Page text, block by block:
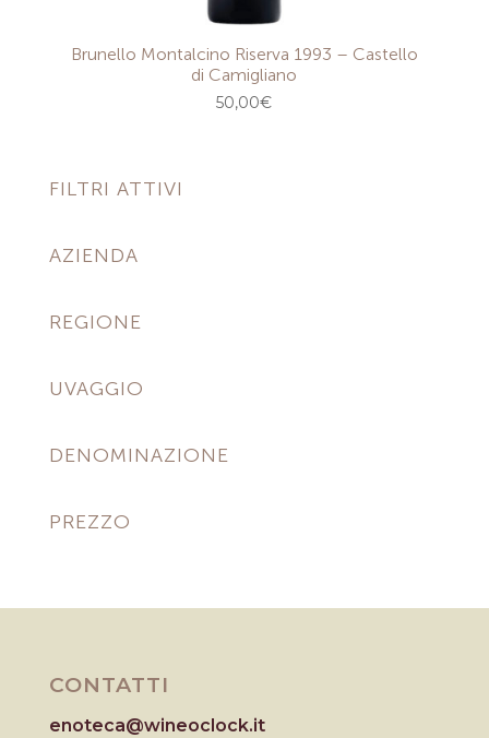
Brunello Montalcino Riserva 1993 – Castello
di Camigliano
50,00€
FILTRI ATTIVI
AZIENDA
REGIONE
UVAGGIO
DENOMINAZIONE
PREZZO
CONTATTI
enoteca@wineoclock.it